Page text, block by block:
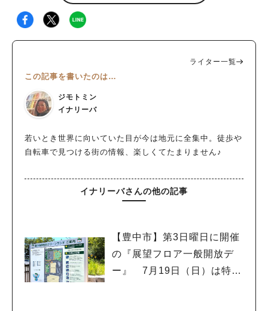
ライター一覧
この記事を書いたのは…
ジモトミン
イナリーバ
若いとき世界に向いていた目が今は地元に全集中。徒歩や
自転車で見つける街の情報、楽しくてたまりません♪
イナリーバさんの他の記事
【豊中市】第3日曜日に開催
の『展望フロア一般開放デ
ー』 7月19日（日）は特別
人気のキーワード
#今週どこいく？ #自然とふれあう #ランチ #カフェ #まとめ